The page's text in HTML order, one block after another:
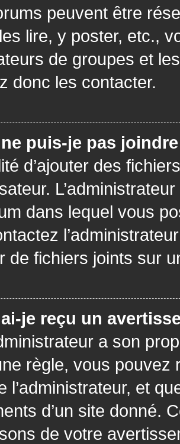
peuvent être
lire, y poster, etc.,
de groupes et
donc les contacter.
puis-je pas
d’ajouter des
dans lequel vous
de fichiers joints sur
je reçu un
a son
règle, vous pouvez
l’administrateur, et
d’un site donné.
de votre